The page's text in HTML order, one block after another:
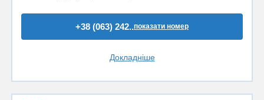
+38 (063) 242..показати номер
Докладніше